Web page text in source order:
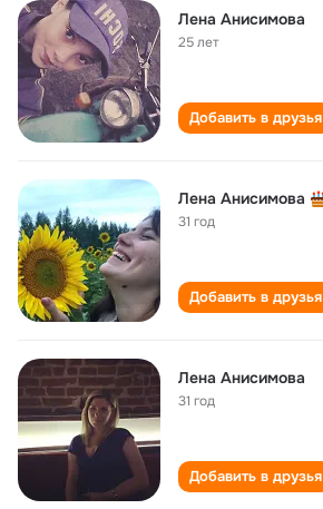
Лена Анисимова
25 лет
Добавить в друзья
Лена Анисимова
31 год
Добавить в друзья
Лена Анисимова
31 год
Добавить в друзья